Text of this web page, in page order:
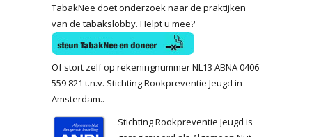
TabakNee doet onderzoek naar de praktijken
van de tabakslobby. Helpt u mee?
Of stort zelf op rekeningnummer NL13 ABNA 0406
559 821 t.n.v. Stichting Rookpreventie Jeugd in
Amsterdam..
Stichting Rookpreventie Jeugd is